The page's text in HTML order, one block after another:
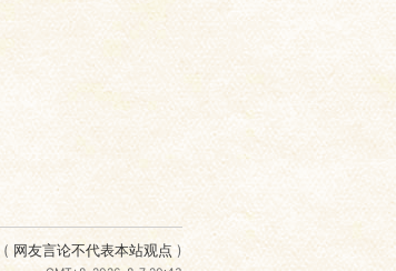
( 网友言论不代表本站观点 )